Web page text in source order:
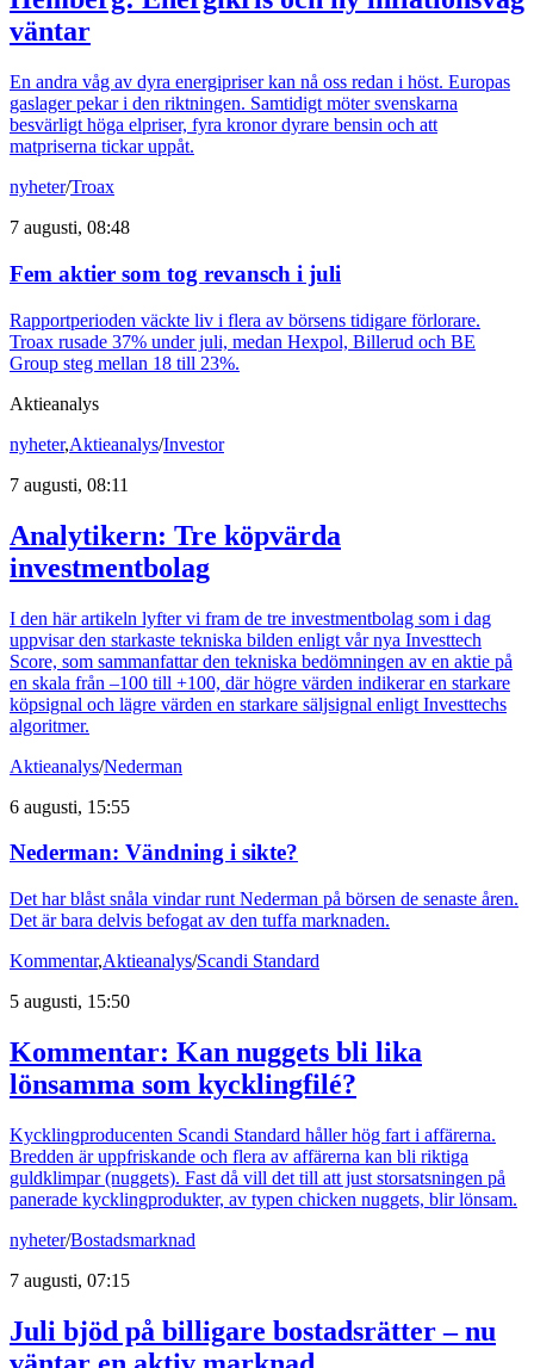
väntar
En andra våg av dyra energipriser kan nå oss redan i höst. Europas
gaslager pekar i den riktningen. Samtidigt möter svenskarna
besvärligt höga elpriser, fyra kronor dyrare bensin och att
matpriserna tickar uppåt.
nyheter/Troax
7 augusti, 08:48
Fem aktier som tog revansch i juli
Rapportperioden väckte liv i flera av börsens tidigare förlorare.
Troax rusade 37% under juli, medan Hexpol, Billerud och BE
Group steg mellan 18 till 23%.
Aktieanalys
nyheter,Aktieanalys/Investor
7 augusti, 08:11
Analytikern: Tre köpvärda
investmentbolag
I den här artikeln lyfter vi fram de tre investmentbolag som i dag
uppvisar den starkaste tekniska bilden enligt vår nya Investtech
Score, som sammanfattar den tekniska bedömningen av en aktie på
en skala från –100 till +100, där högre värden indikerar en starkare
köpsignal och lägre värden en starkare säljsignal enligt Investtechs
algoritmer.
Aktieanalys/Nederman
6 augusti, 15:55
Nederman: Vändning i sikte?
Det har blåst snåla vindar runt Nederman på börsen de senaste åren.
Det är bara delvis befogat av den tuffa marknaden.
Kommentar,Aktieanalys/Scandi Standard
5 augusti, 15:50
Kommentar: Kan nuggets bli lika
lönsamma som kycklingfilé?
Kycklingproducenten Scandi Standard håller hög fart i affärerna.
Bredden är uppfriskande och flera av affärerna kan bli riktiga
guldklimpar (nuggets). Fast då vill det till att just storsatsningen på
panerade kycklingprodukter, av typen chicken nuggets, blir lönsam.
nyheter/Bostadsmarknad
7 augusti, 07:15
Juli bjöd på billigare bostadsrätter – nu